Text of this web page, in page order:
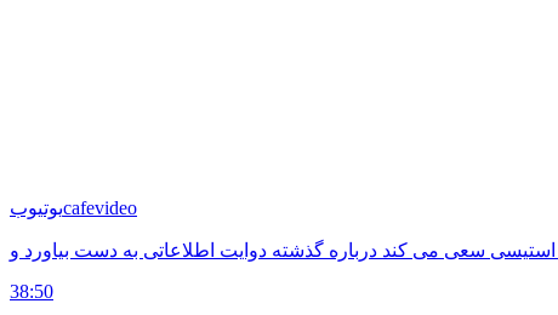
یوتیوبcafevideo
38:50